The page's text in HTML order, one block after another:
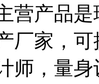
营产品
厂家，
师，量身